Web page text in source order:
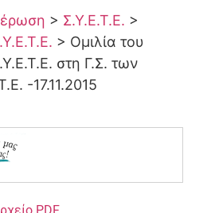
> Σ.Υ.Ε.Τ.Ε. >
> Ομιλία του
στη Γ.Σ. των
-17.11.2015